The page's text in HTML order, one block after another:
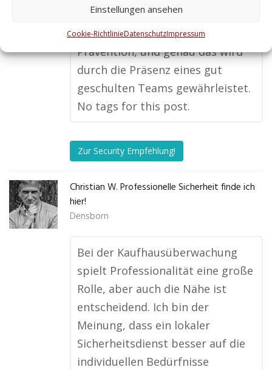
Einstellungen ansehen
Cookie-RichtlinieDatenschutzImpressum
Herausforderungen. Für mich
zählt vor allem der Aspekt der
Prävention, und genau das wird
durch die Präsenz eines gut
geschulten Teams gewährleistet.
No tags for this post.
Zur Security Empfehlung!
Christian W. Professionelle Sicherheit finde ich
hier!
Densborn
Bei der Kaufhausüberwachung
spielt Professionalität eine große
Rolle, aber auch die Nähe ist
entscheidend. Ich bin der
Meinung, dass ein lokaler
Sicherheitsdienst besser auf die
individuellen Bedürfnisse